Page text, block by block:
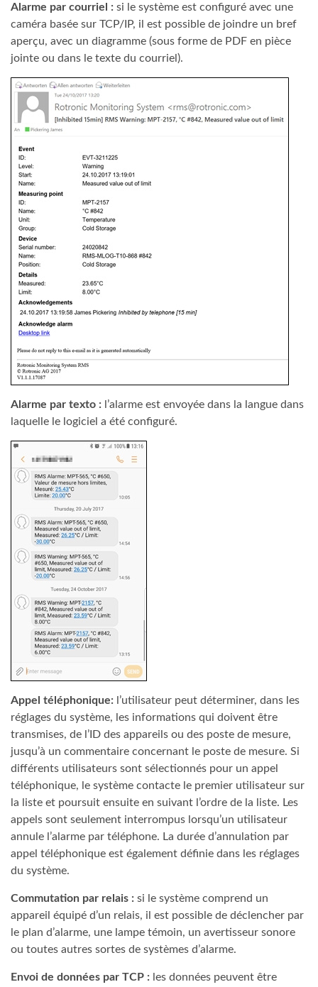
Alarme par courriel : si le système est configuré avec une
caméra basée sur TCP/IP, il est possible de joindre un bref
aperçu, avec un diagramme (sous forme de PDF en pièce
jointe ou dans le texte du courriel).
Alarme par texto : l’alarme est envoyée dans la langue dans
laquelle le logiciel a été configuré.
Appel téléphonique: l’utilisateur peut déterminer, dans les
réglages du système, les informations qui doivent être
transmises, de l’ID des appareils ou des poste de mesure,
jusqu’à un commentaire concernant le poste de mesure. Si
différents utilisateurs sont sélectionnés pour un appel
téléphonique, le système contacte le premier utilisateur sur
la liste et poursuit ensuite en suivant l’ordre de la liste. Les
appels sont seulement interrompus lorsqu’un utilisateur
annule l’alarme par téléphone. La durée d’annulation par
appel téléphonique est également définie dans les réglages
du système.
Commutation par relais : si le système comprend un
appareil équipé d’un relais, il est possible de déclencher par
le plan d’alarme, une lampe témoin, un avertisseur sonore
ou toutes autres sortes de systèmes d’alarme.
Envoi de données par TCP : les données peuvent être